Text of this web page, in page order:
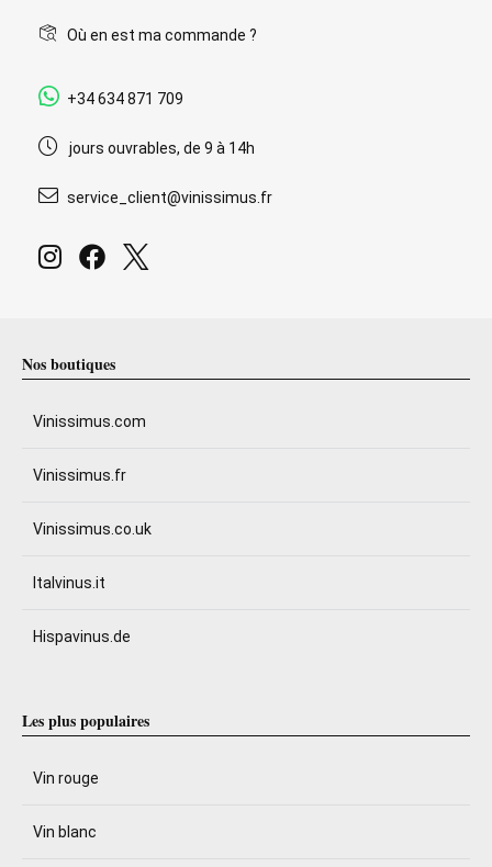
Où en est ma commande ?
+34 634 871 709
jours ouvrables, de 9 à 14h
service_client@vinissimus.fr
Nos boutiques
Vinissimus.com
Vinissimus.fr
Vinissimus.co.uk
Italvinus.it
Hispavinus.de
Les plus populaires
Vin rouge
Vin blanc